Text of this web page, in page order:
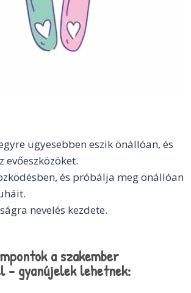
ügyesebben eszik önállóan, és
evőeszközöket.
és próbálja meg önállóan
nevelés kezdete.
a szakember
- gyanújelek lehetnek: